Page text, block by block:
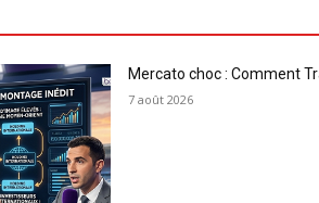
Mercato choc : Comment
7 août 2026